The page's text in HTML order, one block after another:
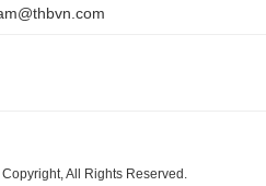
All Rights Reserved.